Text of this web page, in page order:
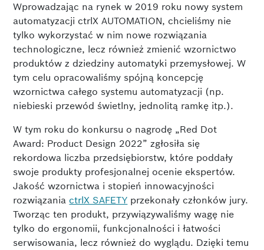
Wprowadzając na rynek w 2019 roku nowy system
automatyzacji ctrlX AUTOMATION, chcieliśmy nie
tylko wykorzystać w nim nowe rozwiązania
technologiczne, lecz również zmienić wzornictwo
produktów z dziedziny automatyki przemysłowej. W
tym celu opracowaliśmy spójną koncepcję
wzornictwa całego systemu automatyzacji (np.
niebieski przewód świetlny, jednolitą ramkę itp.).
W tym roku do konkursu o nagrodę „Red Dot
Award: Product Design 2022” zgłosiła się
rekordowa liczba przedsiębiorstw, które poddały
swoje produkty profesjonalnej ocenie ekspertów.
Jakość wzornictwa i stopień innowacyjności
rozwiązania ctrlX SAFETY przekonały członków jury.
Tworząc ten produkt, przywiązywaliśmy wagę nie
tylko do ergonomii, funkcjonalności i łatwości
serwisowania, lecz również do wyglądu. Dzięki temu